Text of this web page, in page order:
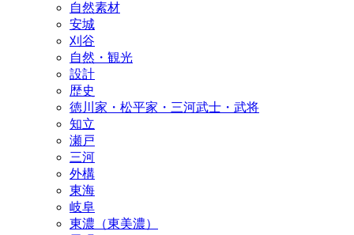
自然素材
安城
刈谷
自然・観光
設計
歴史
徳川家・松平家・三河武士・武将
知立
瀬戸
三河
外構
東海
岐阜
東濃（東美濃）